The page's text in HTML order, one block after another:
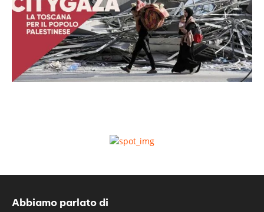
Abbiamo parlato di